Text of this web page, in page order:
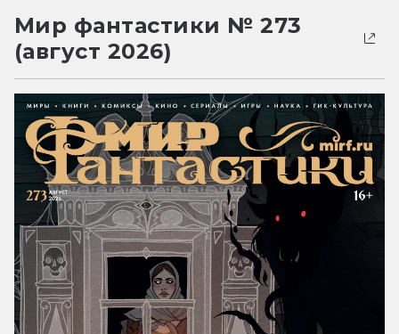
Мир фантастики № 273
(август 2026)